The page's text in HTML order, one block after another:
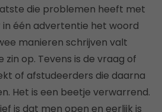
die problemen heeft met
één advertentie het woord
manieren schrijven valt
zin op. Tevens is de vraag of
of afstudeerders die daarna
Het is een beetje verwarrend.
is dat men open en eerlijk is